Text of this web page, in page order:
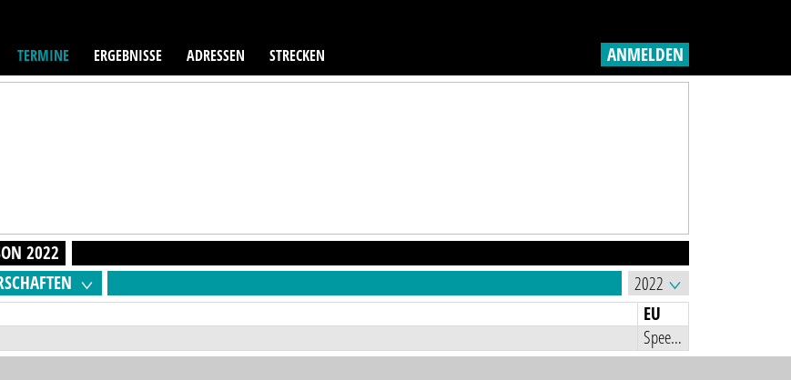
TERMINE ERGEBNISSE ADRESSEN STRECKEN ANMELDEN
2022
EU
Speedway Youth EC